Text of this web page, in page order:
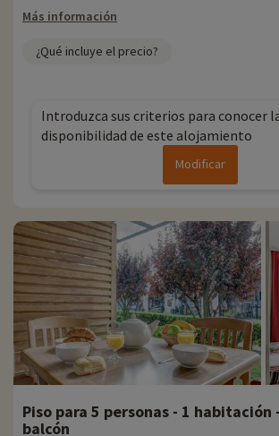
Más información
¿Qué incluye el precio?
Introduzca sus criterios para conocer
disponibilidad de este alojamiento
Modificar
Piso para 5 personas - 1 habitación
balcón